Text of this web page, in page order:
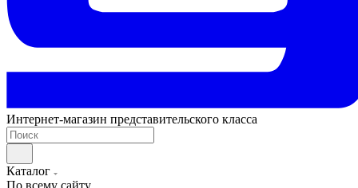
Интернет-магазин представительского класса
Каталог
По всему сайту